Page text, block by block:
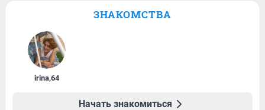
ЗНАКОМСТВА
irina,64
Начать знакомиться